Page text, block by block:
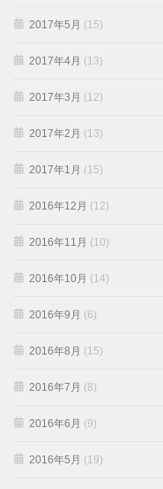
2017年5月 (15)
2017年4月 (13)
2017年3月 (12)
2017年2月 (13)
2017年1月 (15)
2016年12月 (12)
2016年11月 (10)
2016年10月 (14)
2016年9月 (6)
2016年8月 (15)
2016年7月 (8)
2016年6月 (9)
2016年5月 (19)